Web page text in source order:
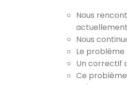
Nous
Nous
Le
Un correctif
Ce